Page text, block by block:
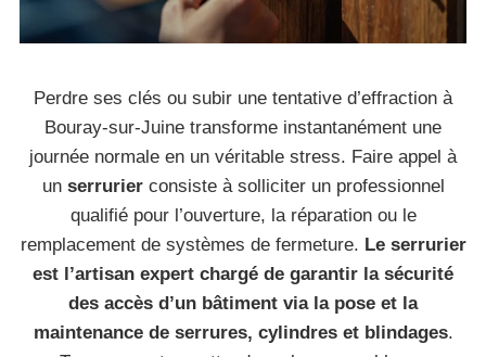
Perdre ses clés ou subir une tentative d’effraction à
Bouray-sur-Juine transforme instantanément une
journée normale en un véritable stress. Faire appel à
un serrurierconsiste à solliciter un professionnel
qualifié pour l’ouverture, la réparation ou le
remplacement de systèmes de fermeture. Le serrurier
est l’artisan expert chargé de garantir la sécurité
des accès d’un bâtiment via la pose et la
maintenance de serrures, cylindres et blindages.